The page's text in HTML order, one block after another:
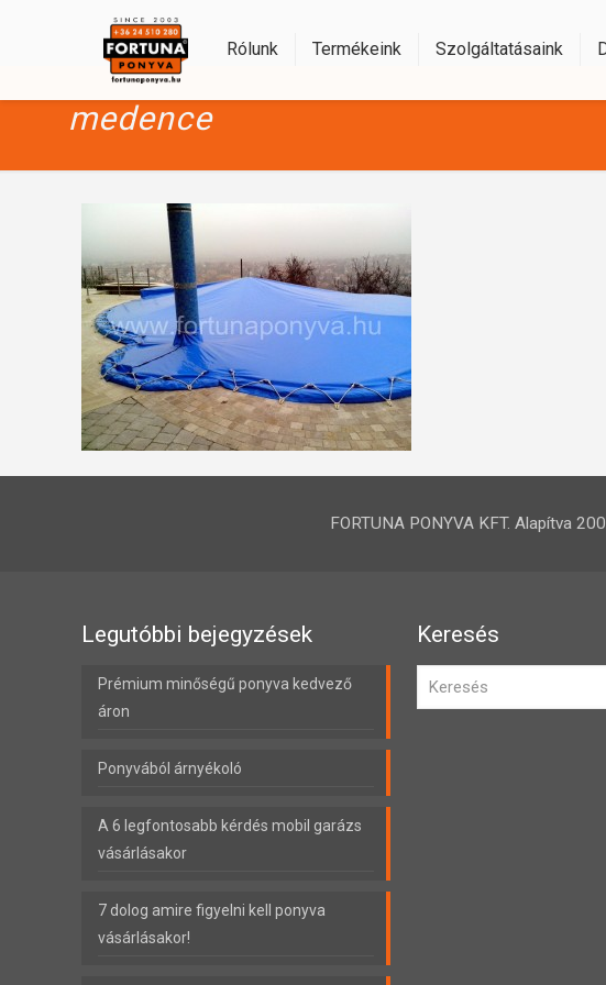
Rólunk Termékeink Szolgáltatásaink
medence
FORTUNA PONYVA KFT. Alapítva
Legutóbbi bejegyzések
Prémium minőségű ponyva kedvező
áron
Ponyvából árnyékoló
A 6 legfontosabb kérdés mobil garázs
vásárlásakor
7 dolog amire figyelni kell ponyva
vásárlásakor!
Keresés